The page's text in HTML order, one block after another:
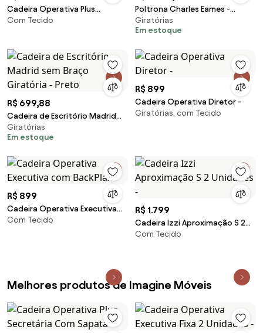
Cadeira Operativa Plus
Executiva Fixa 2 Unidades -
Com Tecido
Poltrona Charles Eames -
Branca com Tabaco
Giratórias
Em estoque
R$ 699,88
Cadeira de Escritório Madrid
sem Braço Giratória - Preto
Giratórias
Em estoque
R$ 899
Cadeira Operativa Diretor -
Giratórias, com Tecido
R$ 899
Cadeira Operativa Executiva
com BackPlax -
Com Tecido
R$ 1.799
Cadeira Izzi Aproximação S 2
Unidades -
Com Tecido
Melhores produtos de Imagine Móveis